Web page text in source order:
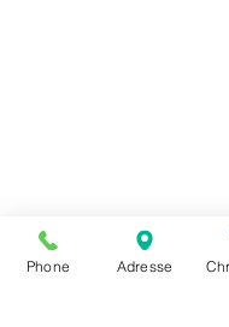
Phone Adresse